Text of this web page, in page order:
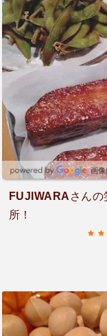
一見さんでもいき
ーに行ってみたい
ちょっと勇気でな
したいです。強い
丈夫だと思います
ルーツやお菓子も
た。またいきます
画像
FUJIWARAさん
所！